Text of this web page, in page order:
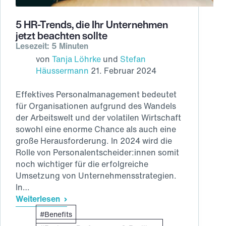
5 HR-Trends, die Ihr Unternehmen
jetzt beachten sollte
Lesezeit: 5 Minuten
von Tanja Löhrke und Stefan
Häussermann 21. Februar 2024
Effektives Personalmanagement bedeutet
für Organisationen aufgrund des Wandels
der Arbeitswelt und der volatilen Wirtschaft
sowohl eine enorme Chance als auch eine
große Herausforderung. In 2024 wird die
Rolle von Personalentscheider:innen somit
noch wichtiger für die erfolgreiche
Umsetzung von Unternehmensstrategien.
In…
Weiterlesen
5
Benefits